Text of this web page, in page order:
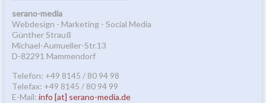
serano-media
Webdesign - Marketing - Social Media
Günther Strauß
Michael-Aumueller-Str.13
D-82291 Mammendorf
Telefon: +49 8145 / 80 94 98
Telefax: +49 8145 / 80 94 99
E-Mail: info [at] serano-media.de